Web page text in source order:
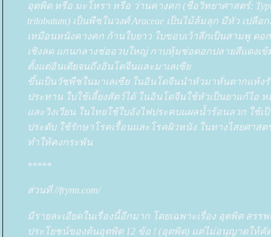
อุตพิด หรือ มะโหรา หรือ ว่านคางคก (ชื่อวิทยาศาสตร์:
trilobatum) เป็นพืชในวงศ์ Araceae เป็นไม้ล้มลุก มีหัว เปลือ
เหมือนหนังคางคก ก้านใบยาว ใบขอบเว้าลึกเป็นสามพู ดอ
เชิงลด แกนกลางช่ออวบใหญ่ กาบหุ้มช่อดอกปลายสีแดงเข้
ตั้งแต่อินเดียจนถึงอินโดจีนและมาเลเซี
ขึ้นเป็นวัชพืชในมาเลเซีย ในอินโดจีนนำหัวมาหั่นตากแห้ง
ประทาน ใบใช้เลี้ยงสัตว์ได้ ในอินโดจีนใช้หัวเป็นยาแก้ไอ
ละวิงเวียน ในไทยใช้ใบอังไฟประคบแผลน้ำร้อนลวก ใช้เ
ประดับ ใช้รักษาโรคเรื้อนและโรคผิวหนัง ในทางไสยศาสต
ทำให้คงกระพัน
*****
ส่วนที่ //frynn.com/
มีรายละเอียดในเรื่องนี้อีกมาก โดยเฉพาะเรื่อง อุตพิต สรร
ประโยชน์ของต้นอุตพิต 12 ข้อ ! (อุตพิด) แต่ไม่อนุญาตให้คั